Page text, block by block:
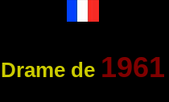
Drame de 1961